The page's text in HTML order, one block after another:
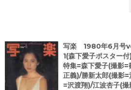
写楽 1980年6月号
1(森下愛子ポスター付
特集=森下愛子(撮影
正義)/勝新太郎(撮影
=沢渡翔)/江波杏子(